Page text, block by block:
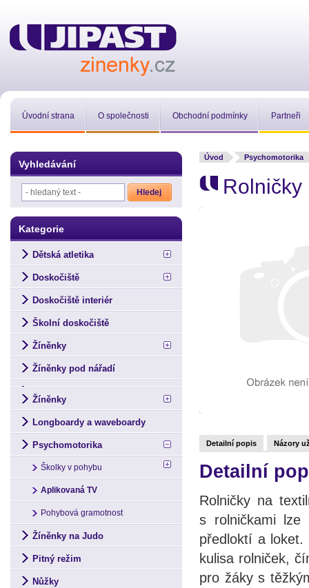
Úvodní strana O společnosti Obchodní podmínky Partneři
Úvod Psychomotorika
Rolničky
Detailní popis Názory
Detailní
Rolničky na
s rolničkami
předloktí a loket.
kulisa rolniček,
pro žáky s
Vyhledávání
Kategorie
Dětská atletika
Doskočiště
Doskočiště interiér
Školní doskočiště
Žíněnky
Žíněnky pod nářadí
Žíněnky
Longboardy a waveboardy
Psychomotorika
Školky v pohybu
Aplikovaná TV
Pohybová gramotnost
Žíněnky na Judo
Pitný režim
Nůžky